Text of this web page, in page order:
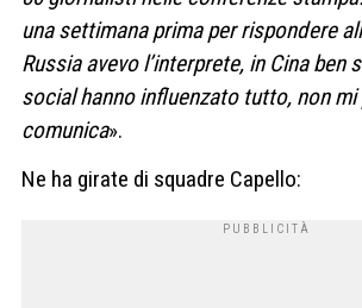
una settimana prima per rispondere
Russia avevo l’interprete, in Cina ben
social hanno influenzato tutto, non
comunica».
Ne ha girate di squadre Capello: